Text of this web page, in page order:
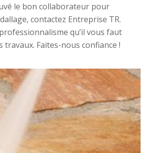
le bon collaborateur pour
contactez Entreprise TR.
qu’il vous faut
travaux. Faites-nous confiance !